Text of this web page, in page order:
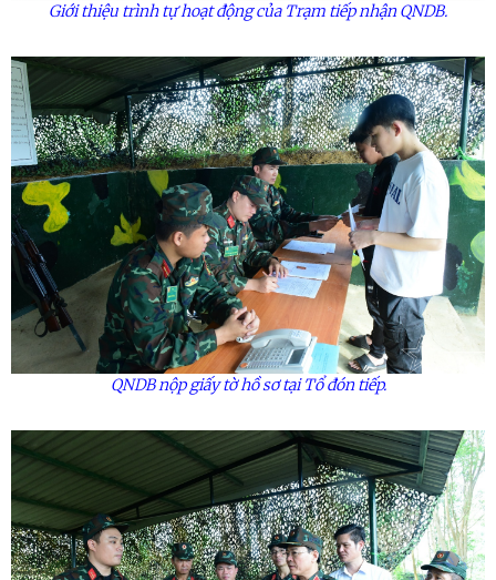
Giới thiệu trình tự hoạt động của Trạm tiếp nhận QNDB.
QNDB nộp giấy tờ hồ sơ tại Tổ đón tiếp.